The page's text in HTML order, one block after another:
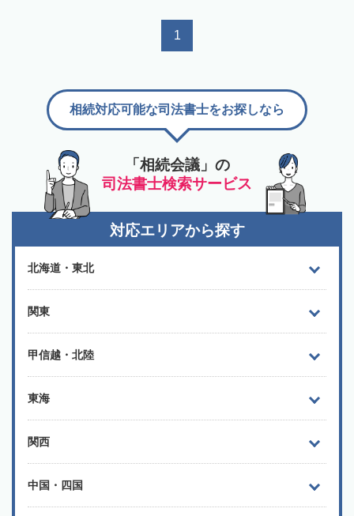
1
「相続会議」の
司法書士検索サービス
相続対応可能な司法書士をお探しなら
対応エリアから探す
北海道・東北
関東
甲信越・北陸
東海
関西
中国・四国